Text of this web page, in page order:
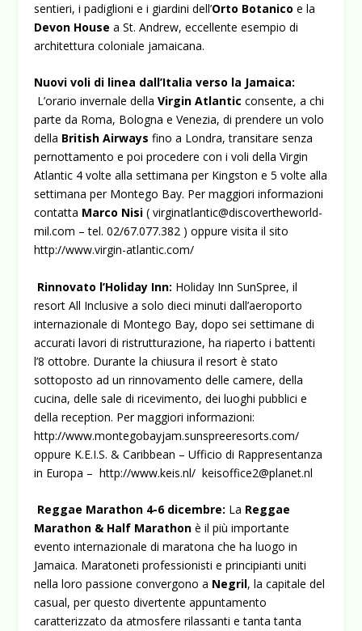
sentieri, i padiglioni e i giardini dell’Orto Botanico e la
Devon House a St. Andrew, eccellente esempio di
architettura coloniale jamaicana.
Nuovi voli di linea dall’Italia verso la Jamaica:
L’orario invernale dellaVirgin Atlantic consente, a chi
parte da Roma, Bologna e Venezia, di prendere un volo
della British Airwaysfino a Londra, transitare senza
pernottamento e poi procedere con i voli della Virgin
Atlantic 4 volte alla settimana per Kingston e 5 volte alla
settimana per Montego Bay. Per maggiori informazioni
contatta Marco Nisi( virginatlantic@discovertheworld-
mil.com – tel. 02/67.077.382 ) oppure visita il sito
http://www.virgin-atlantic.com/
Rinnovato l’Holiday Inn: Holiday Inn SunSpree, il
resort All Inclusive a solo dieci minuti dall’aeroporto
internazionale di Montego Bay, dopo sei settimane di
accurati lavori di ristrutturazione, ha riaperto i battenti
l’8 ottobre. Durante la chiusura il resort è stato
sottoposto ad un rinnovamento delle camere, della
cucina, delle sale di ricevimento, dei luoghi pubblici e
della reception. Per maggiori informazioni:
http://www.montegobayjam.sunspreeresorts.com/
oppure K.E.I.S. & Caribbean – Ufficio di Rappresentanza
in Europa –http://www.keis.nl/ keisoffice2@planet.nl
Reggae Marathon 4-6 dicembre: La Reggae
Marathon & Half Marathon è il più importante
evento internazionale di maratona che ha luogo in
Jamaica. Maratoneti professionisti e principianti uniti
nella loro passione convergono a Negril, la capitale del
casual, per questo divertente appuntamento
caratterizzato da atmosfere rilassanti e tanta tanta